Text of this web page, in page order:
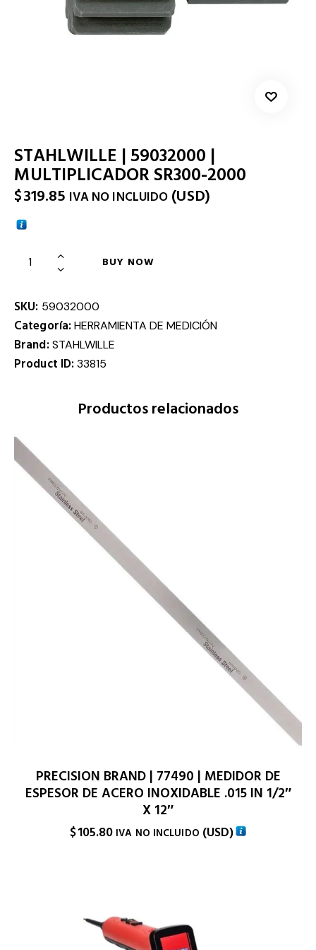
STAHLWILLE | 59032000 |
MULTIPLICADOR SR300-2000
$319.85 IVA NO INCLUIDO (USD)
BUY NOW
SKU: 59032000
Categoría:HERRAMIENTA DE MEDICIÓN
Brand: STAHLWILLE
Product ID:33815
Productos relacionados
PRECISION BRAND | 77490 | MEDIDOR DE
ESPESOR DE ACERO INOXIDABLE .015 IN 1/2″
X 12″
$105.80 IVA NO INCLUIDO (USD)